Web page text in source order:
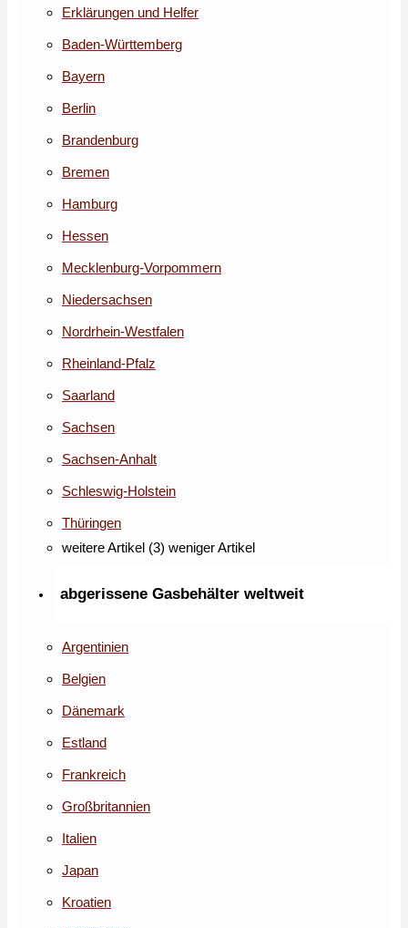
Erklärungen und Helfer
Baden-Württemberg
Bayern
Berlin
Brandenburg
Bremen
Hamburg
Hessen
Mecklenburg-Vorpommern
Niedersachsen
Nordrhein-Westfalen
Rheinland-Pfalz
Saarland
Sachsen
Sachsen-Anhalt
Schleswig-Holstein
Thüringen
weitere Artikel (3) weniger Artikel
abgerissene Gasbehälter weltweit
Argentinien
Belgien
Dänemark
Estland
Frankreich
Großbritannien
Italien
Japan
Kroatien